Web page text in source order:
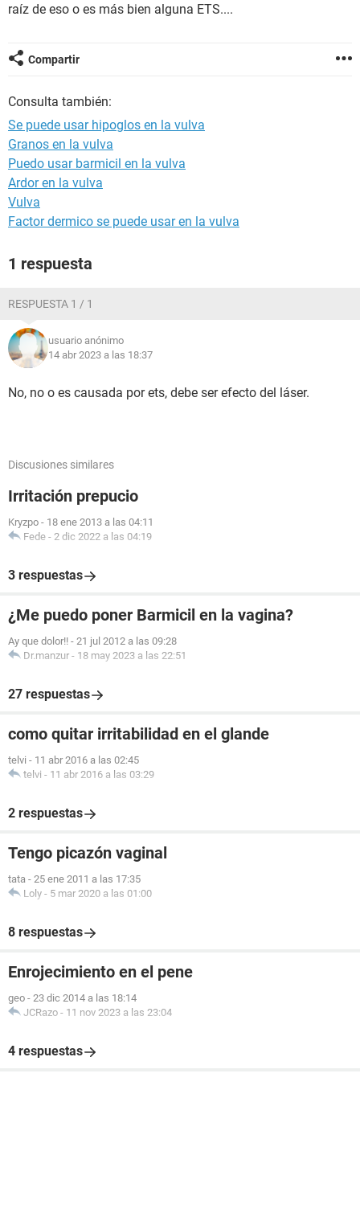
raíz de eso o es más bien alguna ETS....
Compartir
Consulta también:
Se puede usar hipoglos en la vulva
Granos en la vulva
Puedo usar barmicil en la vulva
Ardor en la vulva
Vulva
Factor dermico se puede usar en la vulva
1 respuesta
RESPUESTA 1 / 1
usuario anónimo
14 abr 2023 a las 18:37
No, no o es causada por ets, debe ser efecto del láser.
Discusiones similares
Irritación prepucio
Kryzpo - 18 ene 2013 a las 04:11
Fede - 2 dic 2022 a las 04:19
3 respuestas
¿Me puedo poner Barmicil en la vagina?
Ay que dolor!! - 21 jul 2012 a las 09:28
Dr.manzur - 18 may 2023 a las 22:51
27 respuestas
como quitar irritabilidad en el glande
telvi - 11 abr 2016 a las 02:45
telvi - 11 abr 2016 a las 03:29
2 respuestas
Tengo picazón vaginal
tata - 25 ene 2011 a las 17:35
Loly - 5 mar 2020 a las 01:00
8 respuestas
Enrojecimiento en el pene
geo - 23 dic 2014 a las 18:14
JCRazo - 11 nov 2023 a las 23:04
4 respuestas